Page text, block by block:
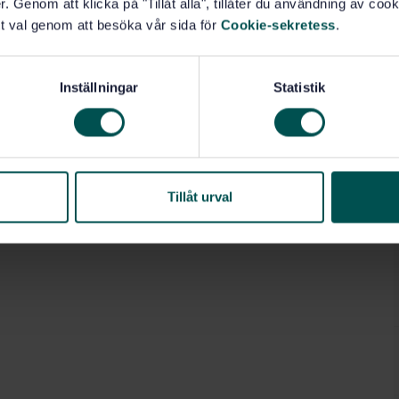
Genom att klicka på "Tillåt alla", tillåter du användning av
val genom att besöka vår sida för Cookie-sekretess.
Inställningar Statistik
Tillåt urval